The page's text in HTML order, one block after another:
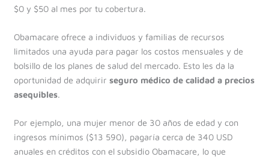
$0 y $50 al mes por tu cobertura.
Obamacare ofrece a individuos y familias de recursos
limitados una ayuda para pagar los costos mensuales y de
bolsillo de los planes de salud del mercado. Esto les da la
oportunidad de adquirir seguro médico de calidad a precios
asequibles.
Por ejemplo, una mujer menor de 30 años de edad y con
ingresos mínimos ($13 590), pagaría cerca de 340 USD
anuales en créditos con el subsidio Obamacare, lo que